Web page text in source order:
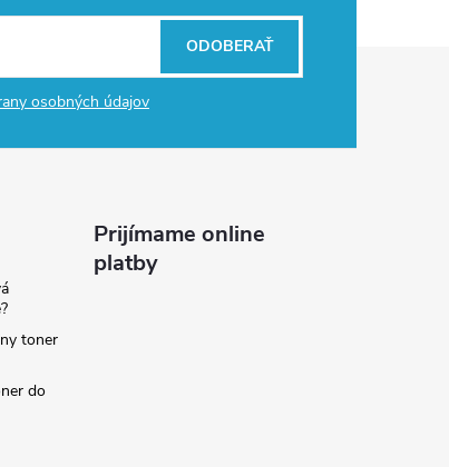
osobných údajov
ODOBERAŤ
toner
do
Prijímame online
platby